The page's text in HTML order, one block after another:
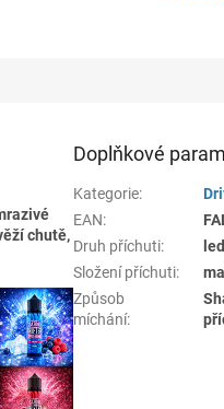
chutě,
Doplňkové
Kategorie:
EAN:
Druh příchuti:
Složení příchuti:
Způsob
míchání: